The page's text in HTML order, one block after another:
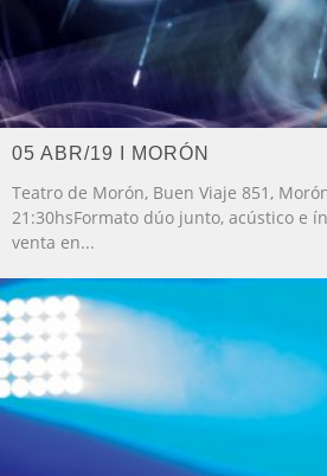
05 ABR/19 I MORÓN
Teatro de Morón, Buen Viaje 851,
21:30hsFormato dúo junto, acústico e
venta en...